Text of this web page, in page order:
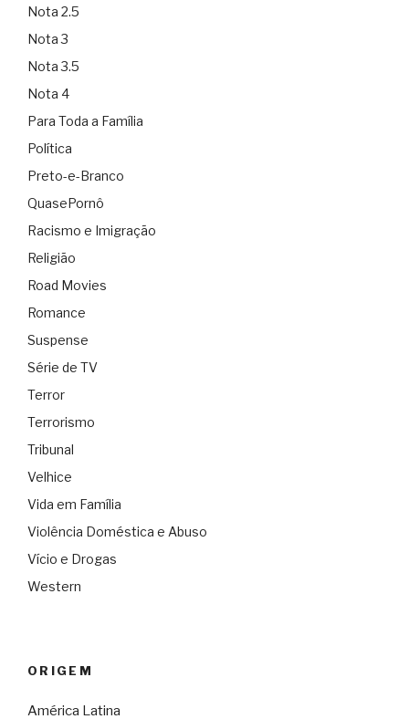
Nota 2.5
Nota 3
Nota 3.5
Nota 4
Para Toda a Família
Política
Preto-e-Branco
QuasePornô
Racismo e Imigração
Religião
Road Movies
Romance
Suspense
Série de TV
Terror
Terrorismo
Tribunal
Velhice
Vida em Família
Violência Doméstica e Abuso
Vício e Drogas
Western
ORIGEM
América Latina